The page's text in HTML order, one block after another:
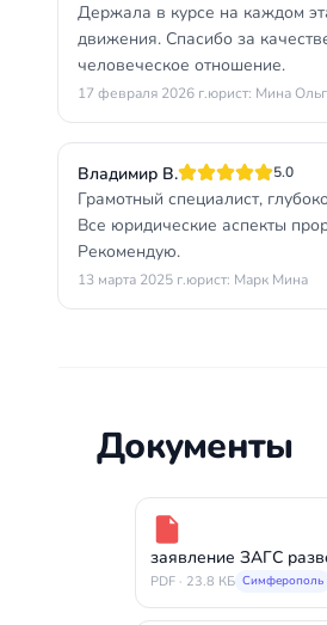
Держала в курсе на каждом
движения. Спасибо за
человеческое отношение.
17 февраля 2026 г.юрист: Мина
Владимир В. 5.0
Грамотный специалист,
Все юридические аспекты
Рекомендую.
13 марта 2025 г.юрист: Марк Мина
Документы
заявление ЗАГС
PDF · 23.8 КБ Симферополь